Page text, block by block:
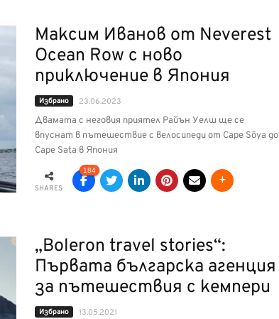
Максим Иванов от Neverest
Ocean Row с ново
приключение в Япония
Избрано 23.06.2023
Двамата с неговия приятел Райън Уелш ще се
впуснат в пътешествие с велосипеди от Cape Sōya до
Cape Sata в Япония
SHARES
184
„Boleron travel stories“:
Първата българска агенция
за пътешествия с кемпери
Избрано 13.05.2021